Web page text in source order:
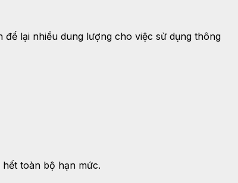
lại nhiều dung lượng cho việc sử dụng thông
toàn bộ hạn mức.